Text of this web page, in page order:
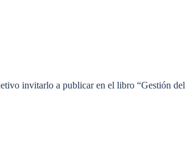
invitarlo a publicar en el libro “Gestión del